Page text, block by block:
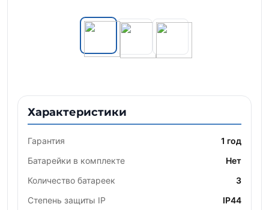
Характеристики
Гарантия
1 год
Батарейки в комплекте
Нет
Количество батареек
3
Степень защиты IP
IP44